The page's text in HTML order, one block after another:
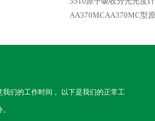
AA370MCAA370MC型
们的工作时间 。以下是我们的正常工